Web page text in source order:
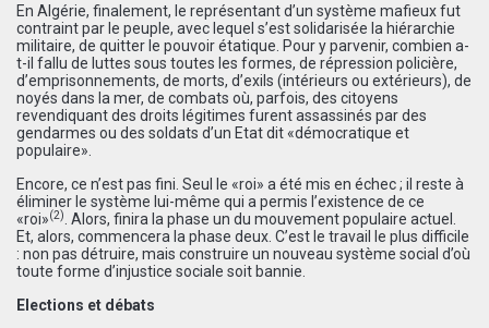
En Algérie, finalement, le représentant d’un système mafieux fut
contraint par le peuple, avec lequel s’est solidarisée la hiérarchie
militaire, de quitter le pouvoir étatique. Pour y parvenir, combien a-
t-il fallu de luttes sous toutes les formes, de répression policière,
d’emprisonnements, de morts, d’exils (intérieurs ou extérieurs), de
noyés dans la mer, de combats où, parfois, des citoyens
revendiquant des droits légitimes furent assassinés par des
gendarmes ou des soldats d’un Etat dit «démocratique et
populaire».
Encore, ce n’est pas fini. Seul le «roi» a été mis en échec ; il reste à
éliminer le système lui-même qui a permis l’existence de ce
«roi»(2) . Alors, finira la phase un du mouvement populaire actuel.
Et, alors, commencera la phase deux. C’est le travail le plus difficile
: non pas détruire, mais construire un nouveau système social d’où
toute forme d’injustice sociale soit bannie.
Elections et débats